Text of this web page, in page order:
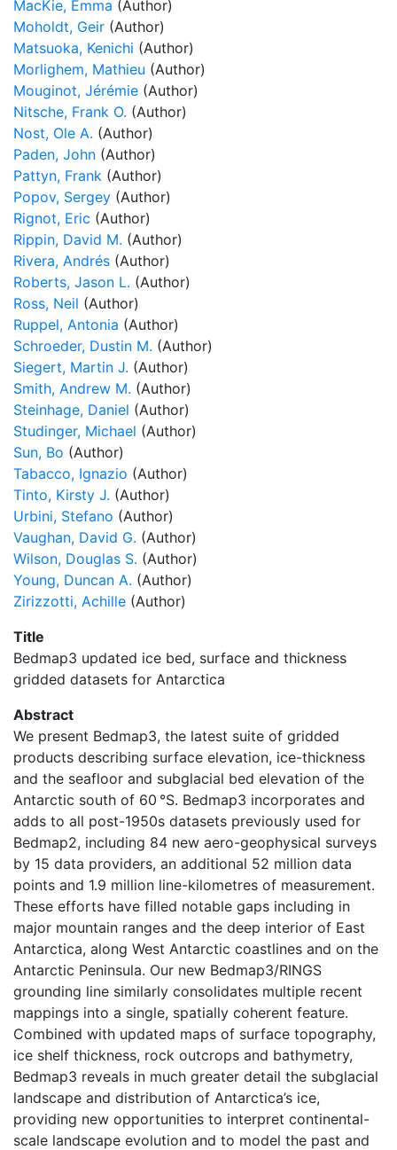
MacKie, Emma (Author)
Moholdt, Geir (Author)
Matsuoka, Kenichi (Author)
Morlighem, Mathieu (Author)
Mouginot, Jérémie (Author)
Nitsche, Frank O. (Author)
Nost, Ole A. (Author)
Paden, John (Author)
Pattyn, Frank (Author)
Popov, Sergey (Author)
Rignot, Eric (Author)
Rippin, David M. (Author)
Rivera, Andrés (Author)
Roberts, Jason L. (Author)
Ross, Neil (Author)
Ruppel, Antonia (Author)
Schroeder, Dustin M. (Author)
Siegert, Martin J. (Author)
Smith, Andrew M. (Author)
Steinhage, Daniel (Author)
Studinger, Michael (Author)
Sun, Bo (Author)
Tabacco, Ignazio (Author)
Tinto, Kirsty J. (Author)
Urbini, Stefano (Author)
Vaughan, David G. (Author)
Wilson, Douglas S. (Author)
Young, Duncan A. (Author)
Zirizzotti, Achille (Author)
Title
Bedmap3 updated ice bed, surface and thickness
gridded datasets for Antarctica
Abstract
We present Bedmap3, the latest suite of gridded
products describing surface elevation, ice-thickness
and the seafloor and subglacial bed elevation of the
Antarctic south of 60 °S. Bedmap3 incorporates and
adds to all post-1950s datasets previously used for
Bedmap2, including 84 new aero-geophysical surveys
by 15 data providers, an additional 52 million data
points and 1.9 million line-kilometres of measurement.
These efforts have filled notable gaps including in
major mountain ranges and the deep interior of East
Antarctica, along West Antarctic coastlines and on the
Antarctic Peninsula. Our new Bedmap3/RINGS
grounding line similarly consolidates multiple recent
mappings into a single, spatially coherent feature.
Combined with updated maps of surface topography,
ice shelf thickness, rock outcrops and bathymetry,
Bedmap3 reveals in much greater detail the subglacial
landscape and distribution of Antarctica’s ice,
providing new opportunities to interpret continental-
scale landscape evolution and to model the past and